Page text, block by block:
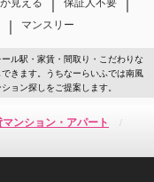
｜ マンスリー
ル駅・家賃・間取り・こだわりな
きます。うちなーらいふでは南風
ョン探しをご提案します。
ンション・アパート